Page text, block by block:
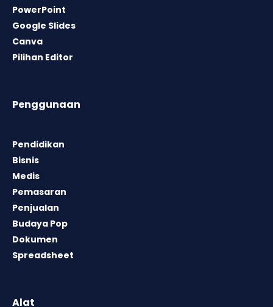
PowerPoint
Google Slides
Canva
Pilihan Editor
Penggunaan
Pendidikan
Bisnis
Medis
Pemasaran
Penjualan
Budaya Pop
Dokumen
Spreadsheet
Alat